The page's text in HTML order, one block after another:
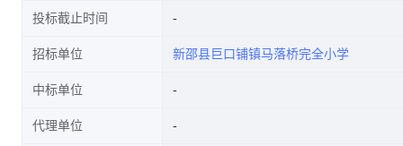
投标截止时间
招标单位 新邵县巨口铺镇马落桥完全小学
中标单位
代理单位